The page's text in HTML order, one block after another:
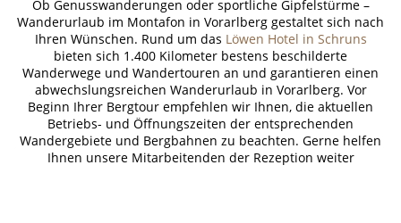
Ob Genusswanderungen oder sportliche Gipfelstürme –
Wanderurlaub im Montafon in Vorarlberg gestaltet sich nach
Ihren Wünschen. Rund um das Löwen Hotel in Schruns
bieten sich 1.400 Kilometer bestens beschilderte
Wanderwege und Wandertouren an und garantieren einen
abwechslungsreichen Wanderurlaub in Vorarlberg. Vor
Beginn Ihrer Bergtour empfehlen wir Ihnen, die aktuellen
Betriebs- und Öffnungszeiten der entsprechenden
Wandergebiete und Bergbahnen zu beachten. Gerne helfen
Ihnen unsere Mitarbeitenden der Rezeption weiter